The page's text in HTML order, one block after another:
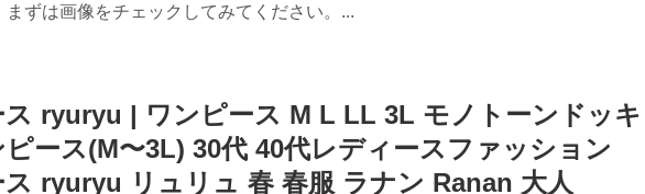
まずは画像をチェックしてみてください。...
ス ryuryu | ワンピース M L LL 3L モノトーンドッキ
ース(M〜3L) 30代 40代レディースファッション
ス ryuryu リュリュ 春 春服 ラナン Ranan 大人